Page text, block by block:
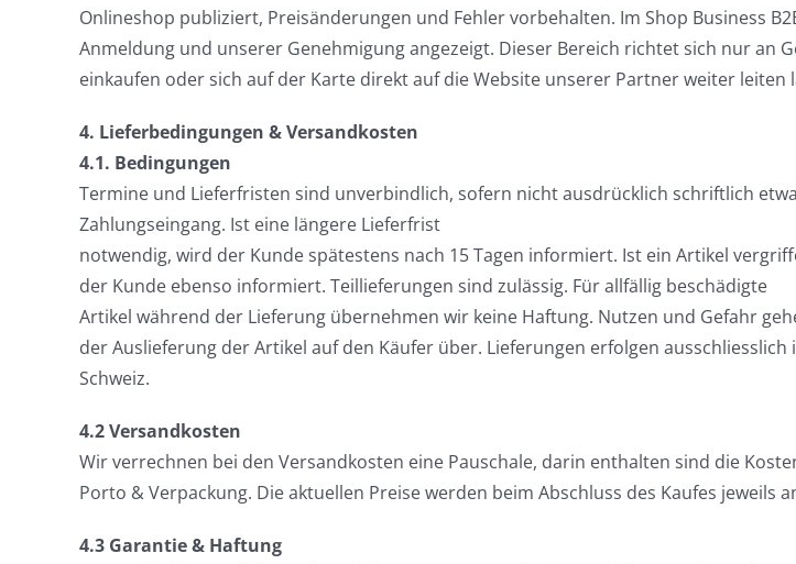
Onlineshop publiziert, Preisänderungen und Fehler vorbehalten. Im Shop Business
Anmeldung und unserer Genehmigung angezeigt. Dieser Bereich richtet sich nur an
einkaufen oder sich auf der Karte direkt auf die Website unserer Partner weiter leiten
4. Lieferbedingungen & Versandkosten
4.1. Bedingungen
Termine und Lieferfristen sind unverbindlich, sofern nicht ausdrücklich schriftlich
Zahlungseingang. Ist eine längere Lieferfrist
notwendig, wird der Kunde spätestens nach 15 Tagen informiert. Ist ein Artikel
der Kunde ebenso informiert. Teillieferungen sind zulässig. Für allfällig beschädigte
Artikel während der Lieferung übernehmen wir keine Haftung. Nutzen und Gefahr
der Auslieferung der Artikel auf den Käufer über. Lieferungen erfolgen ausschliesslich
Schweiz.
4.2 Versandkosten
Wir verrechnen bei den Versandkosten eine Pauschale, darin enthalten sind die
Porto & Verpackung. Die aktuellen Preise werden beim Abschluss des Kaufes jeweils
4.3 Garantie & Haftung